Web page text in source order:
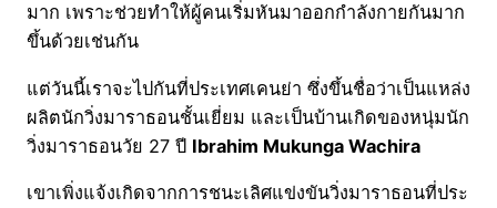
มาก เพราะช่วยทำให้ผู้คนเริ่มหันมาออกกำลังกายกันมาก
ขึ้นด้วยเช่นกัน
แต่วันนี้เราจะไปกันที่ประเทศเคนย่า ซึ่งขึ้นชื่อว่าเป็นแหล่ง
ผลิตนักวิ่งมาราธอนชั้นเยี่ยม และเป็นบ้านเกิดของหนุ่มนัก
วิ่งมาราธอนวัย 27 ปี Ibrahim Mukunga Wachira
เขาเพิ่งแจ้งเกิดจากการชนะเลิศแข่งขันวิ่งมาราธอนที่ประ